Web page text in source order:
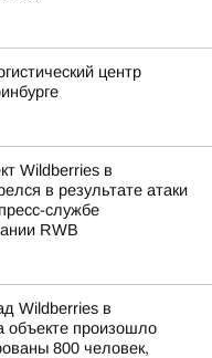
центр
Wildberries в
в результате атаки
службе
RWB
Wildberries в
объекте произошло
800 человек,